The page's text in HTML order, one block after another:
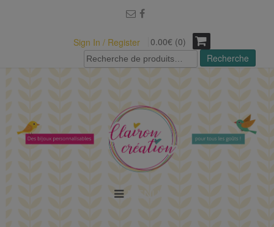
Sign In / Register
0.00€ (0)
Recherche
pour :
Recherche